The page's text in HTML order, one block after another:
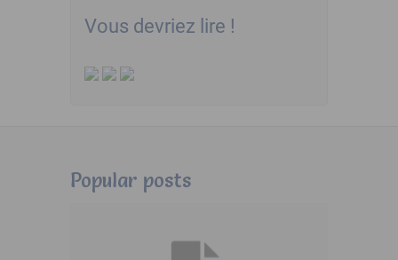
Vous devriez lire !
Popular posts